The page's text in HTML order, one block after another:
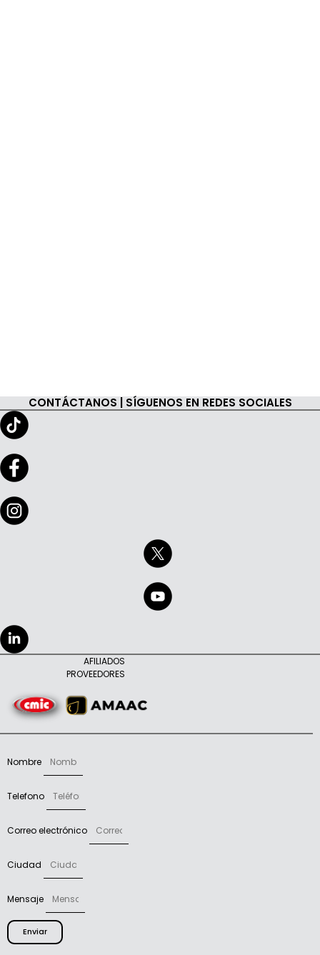
CONTÁCTANOS | SÍGUENOS EN REDES SOCIALES
AFILIADOS
PROVEEDORES
Nombre
Telefono
Correo electrónico
Ciudad
Mensaje
Enviar